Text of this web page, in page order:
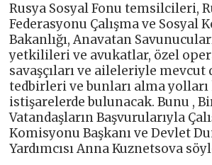
Rusya Sosyal Fonu temsilcileri,
Federasyonu Çalışma ve Sosyal
Bakanlığı, Anavatan
yetkilileri ve avukatlar, özel
savaşçıları ve aileleriyle mevcut
tedbirleri ve bunları alma
istişarelerde bulunacak. Bunu ,
Vatandaşların Başvurularıyla
Komisyonu Başkanı ve Devlet
Yardımcısı Anna Kuznetsova